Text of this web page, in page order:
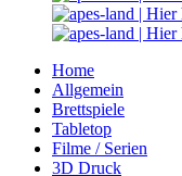
Home
Allgemein
Brettspiele
Tabletop
Filme / Serien
3D Druck